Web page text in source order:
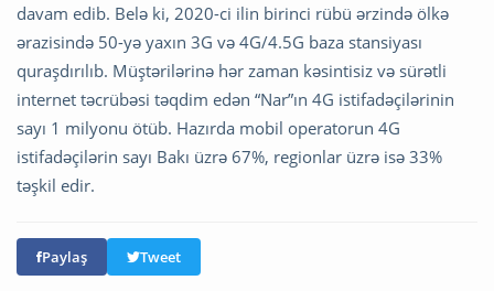
davam edib. Belə ki, 2020-ci ilin birinci rübü ərzində ölkə
ərazisində 50-yə yaxın 3G və 4G/4.5G baza stansiyası
quraşdırılıb. Müştərilərinə hər zaman kəsintisiz və sürətli
internet təcrübəsi təqdim edən “Nar”ın 4G istifadəçilərinin
sayı 1 milyonu ötüb. Hazırda mobil operatorun 4G
istifadəçilərin sayı Bakı üzrə 67%, regionlar üzrə isə 33%
təşkil edir.
Paylaş Tweet